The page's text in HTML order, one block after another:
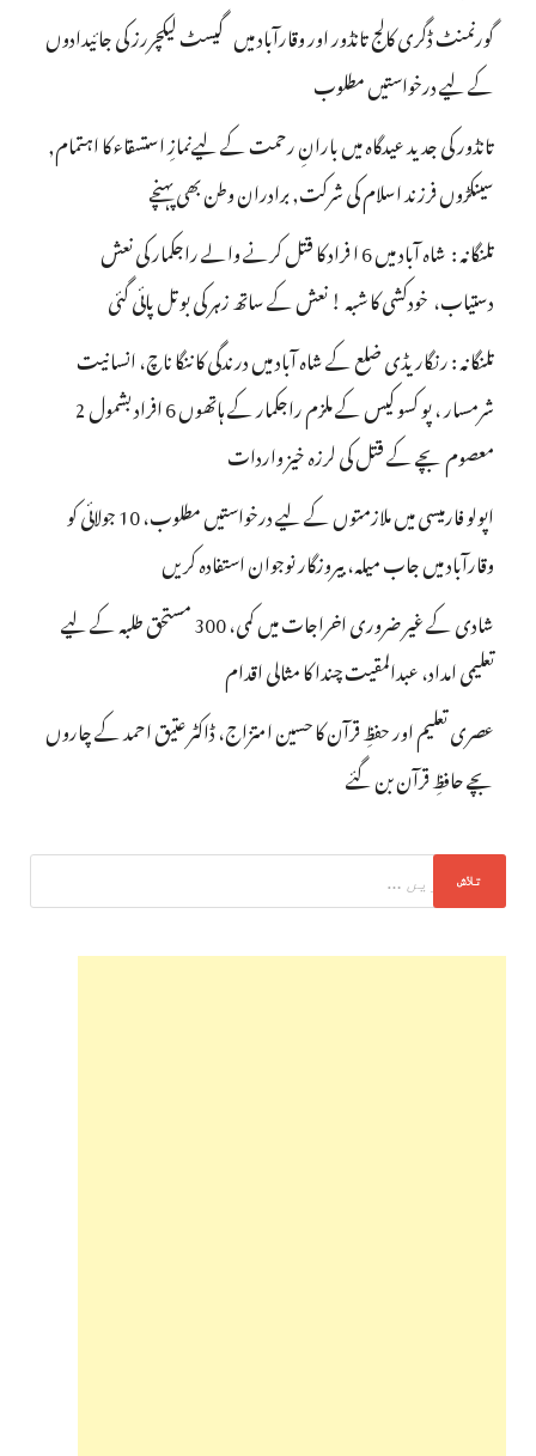
گورنمنٹ ڈگری کالج تانڈور اور وقارآباد میں گیسٹ لیکچررز کی جائیدادوں
کے لیے درخواستیں مطلوب
تانڈور کی جدید عیدگاہ میں بارانِ رحمت کے لیےنمازِ استسقاء کا اہتمام,
سینکڑوں فرزند اسلام کی شرکت, برادران وطن بھی پہنچے
تلنگانہ : شاہ آباد میں 6 ا فراد کا قتل کرنے والے راجکمار کی نعش
دستیاب، خودکشی کا شبہ ! نعش کے ساتھ زہر کی بوتل پائی گئی
تلنگانہ : رنگاریڈی ضلع کے شاہ آباد میں درندگی کا ننگا ناچ، انسانیت
شرمسار ، پو کسو کیس کے ملزم راجکمار کے ہاتھوں 6 افراد بشمول 2
معصوم بچے کے قتل کی لرزہ خیز واردات
اپولو فارمیسی میں ملازمتوں کے لیے درخواستیں مطلوب، 10 جولائی کو
وقارآباد میں جاب میلہ، بیروزگار نوجوان استفادہ کریں
شادی کے غیر ضروری اخراجات میں کمی، 300 مستحق طلبہ کے لیے
تعلیمی امداد، عبدالمقیت چندا کا مثالی اقدام
عصری تعلیم اور حفظِ قرآن کا حسین امتزاج، ڈاکٹر عتیق احمد کے چاروں
بچے حافظِ قرآن بن گئے